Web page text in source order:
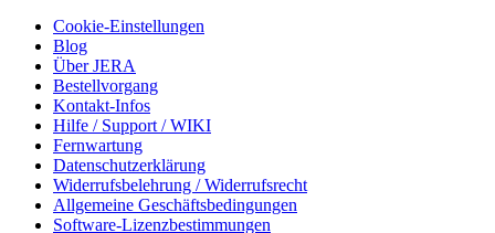
Cookie-Einstellungen
Blog
Über JERA
Bestellvorgang
Kontakt-Infos
Hilfe / Support / WIKI
Fernwartung
Datenschutzerklärung
Widerrufsbelehrung / Widerrufsrecht
Allgemeine Geschäftsbedingungen
Software-Lizenzbestimmungen